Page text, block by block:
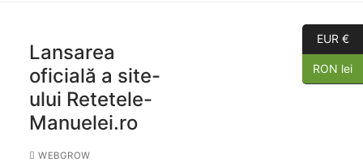
Lansarea
oficială a site-
ului Retetele-
Manuelei.ro
WEBGROW
EUR €
RON lei